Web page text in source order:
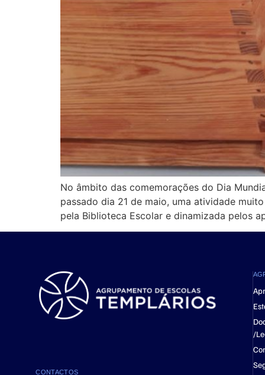
No âmbito das comemorações do Dia
passado dia 21 de maio, uma atividade
pela Biblioteca Escolar e dinamizada pelos
CONTACTOS
/